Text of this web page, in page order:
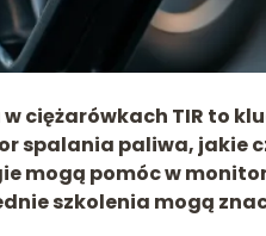
ciężarówkach TIR to
spalania paliwa, jakie
mogą pomóc w
szkolenia mogą